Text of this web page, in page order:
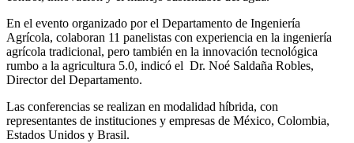
En el evento organizado por el Departamento de Ingeniería
Agrícola, colaboran 11 panelistas con experiencia en la ingeniería
agrícola tradicional, pero también en la innovación tecnológica
rumbo a la agricultura 5.0, indicó el Dr. Noé Saldaña Robles,
Director del Departamento.
Las conferencias se realizan en modalidad híbrida, con
representantes de instituciones y empresas de México, Colombia,
Estados Unidos y Brasil.